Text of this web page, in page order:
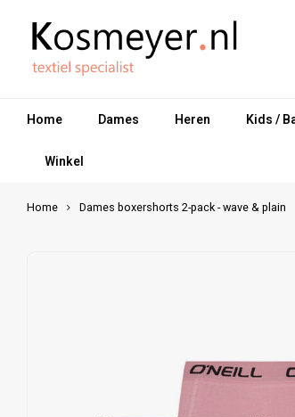
Home Dames Heren Kids /
Winkel
Home Dames boxershorts 2-pack - wave & plain